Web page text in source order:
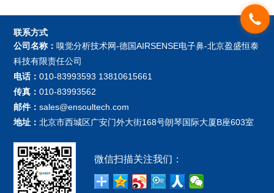
联系方式
公司名称：嗅觉分析技术网-德国AIRSENSE电子鼻-北京盈盛恒泰
科技有限责任公司
电话：010-83993593 13810615661
传真：010-83993562
邮件：sales@ensoultech.com
地址：北京市西城区广安门外大街168号朗琴国际大厦B座603室
微信扫描关注我们：